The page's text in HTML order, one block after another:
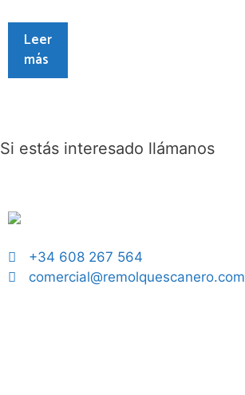
Leer
más
Si estás interesado llámanos
+34 608 267 564
comercial@remolquescanero.com